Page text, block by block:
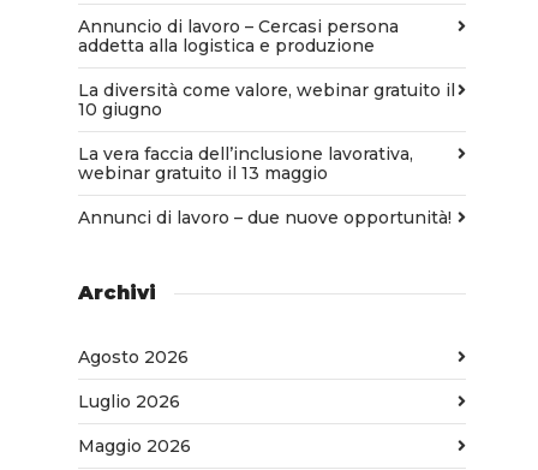
Annuncio di lavoro – Cercasi persona
addetta alla logistica e produzione
La diversità come valore, webinar gratuito il
10 giugno
La vera faccia dell’inclusione lavorativa,
webinar gratuito il 13 maggio
Annunci di lavoro – due nuove opportunità!
Archivi
Agosto 2026
Luglio 2026
Maggio 2026